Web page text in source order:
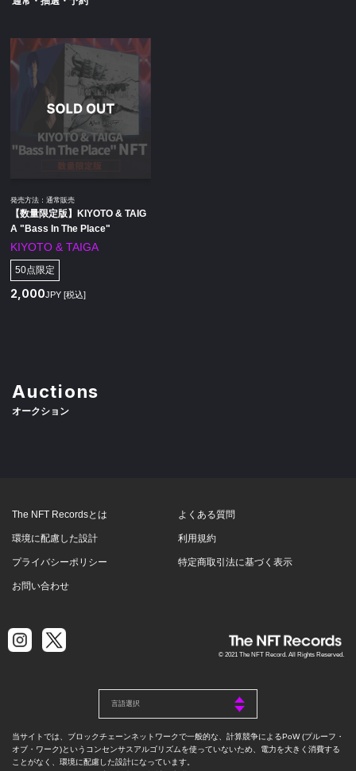
発売方法：通常販売
【数量限定版】KIYOTO & TAIG
A "Bass In The Place"
KIYOTO & TAIGA
50点限定
2,000JPY [税込]
Auctions
オークション
The NFT Recordsとは よくある質問
環境に配慮した設計 利用規約
プライバシーポリシー 特定商取引法に基づく表示
お問い合わせ
© 2021 The NFT Record. All Rights Reserved.
当サイトでは、ブロックチェーンネットワークで一般的な、計算競争によるPoW (プルーフ・
オブ・ワーク)というコンセンサスアルゴリズムを使っていないため、電力を大きく消費する
ことがなく、環境に配慮した設計になっています。